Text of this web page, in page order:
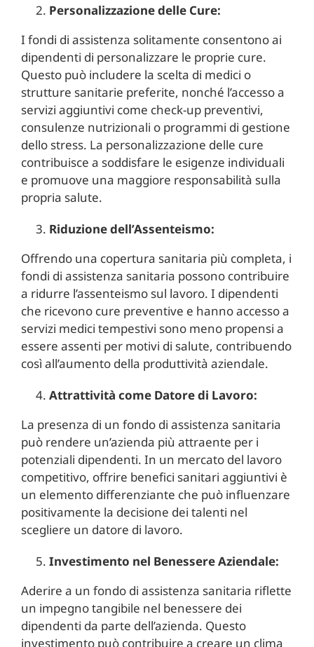
Personalizzazione delle Cure:
I fondi di assistenza solitamente consentono ai
dipendenti di personalizzare le proprie cure.
Questo può includere la scelta di medici o
strutture sanitarie preferite, nonché l’accesso a
servizi aggiuntivi come check-up preventivi,
consulenze nutrizionali o programmi di gestione
dello stress. La personalizzazione delle cure
contribuisce a soddisfare le esigenze individuali
e promuove una maggiore responsabilità sulla
propria salute.
Riduzione dell’Assenteismo:
Offrendo una copertura sanitaria più completa, i
fondi di assistenza sanitaria possono contribuire
a ridurre l’assenteismo sul lavoro. I dipendenti
che ricevono cure preventive e hanno accesso a
servizi medici tempestivi sono meno propensi a
essere assenti per motivi di salute, contribuendo
così all’aumento della produttività aziendale.
Attrattività come Datore di Lavoro:
La presenza di un fondo di assistenza sanitaria
può rendere un’azienda più attraente per i
potenziali dipendenti. In un mercato del lavoro
competitivo, offrire benefici sanitari aggiuntivi è
un elemento differenziante che può influenzare
positivamente la decisione dei talenti nel
scegliere un datore di lavoro.
Investimento nel Benessere Aziendale:
Aderire a un fondo di assistenza sanitaria riflette
un impegno tangibile nel benessere dei
dipendenti da parte dell’azienda. Questo
investimento può contribuire a creare un clima